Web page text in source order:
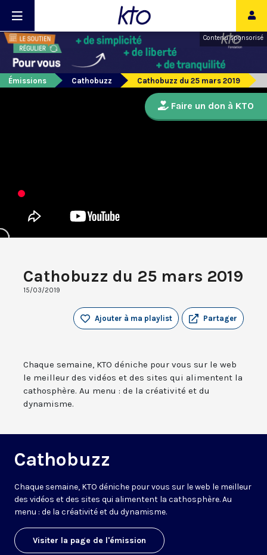
Contenu sponsorisé
Émissions Cathobuzz Cathobuzz du 25 mars 2019
Cathobuzz du 25 mars 2019
15/03/2019
Partager
Ajouter à ma playlist
Chaque semaine, KTO déniche pour vous sur le web
le meilleur des vidéos et des sites qui alimentent la
cathosphère. Au menu : de la créativité et du
dynamisme.
Cathobuzz
Chaque semaine, KTO déniche pour vous sur le web le meilleur
des vidéos et des sites qui alimentent la cathosphère. Au
menu : de la créativité et du dynamisme.
Visiter la page de l'émission
Faire un don à KTO